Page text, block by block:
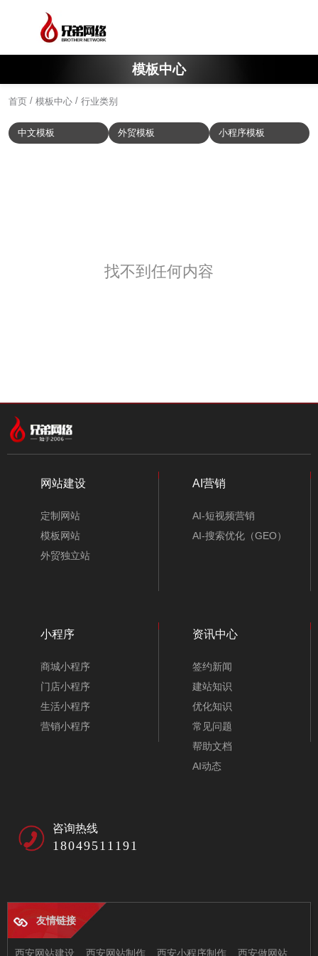
模板中心
首页 / 模板中心 / 行业类别
中文模板 外贸模板 小程序模板
找不到任何内容
展柜货架仓储货架公司响应式网站模板-A10415
企业管理培训教育集团网站模板-A10410
网站建设
定制网站
模板网站
外贸独立站
AI营销
AI-短视频营销
AI-搜索优化（GEO）
小程序
商城小程序
门店小程序
生活小程序
营销小程序
资讯中心
签约新闻
建站知识
优化知识
常见问题
帮助文档
AI动态
咨询热线
18049511191
友情链接
西安网站建设 西安网站制作 西安小程序制作 西安做网站